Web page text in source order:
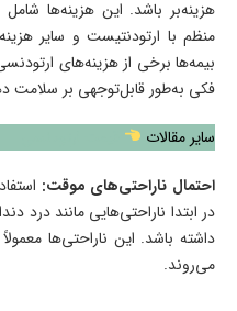
هزینه‌بر باشد. این هزینه‌ها
منظم با ارتودنتیست و سایر
بیمه‌ها برخی از هزینه‌های
فکی به‌طور قابل‌توجهی بر سلامت
سایر مقالات
احتمال ناراحتی‌های موقت:
در ابتدا ناراحتی‌هایی مانند درد
داشته باشد. این ناراحتی‌ها
می‌روند.